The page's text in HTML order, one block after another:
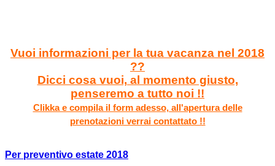
Vuoi informazioni per la tua vacanza nel 2018
??
Dicci cosa vuoi, al momento giusto,
penseremo a tutto noi !!
Clikka e compila il form adesso, all'apertura delle
prenotazioni verrai contattato !!
Per preventivo estate 2018